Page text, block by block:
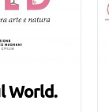
World.